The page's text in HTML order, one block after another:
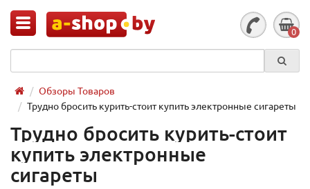
0
Обзоры Товаров
Трудно бросить курить-стоит купить электронные сигареты
Трудно бросить курить-стоит
купить электронные
сигареты